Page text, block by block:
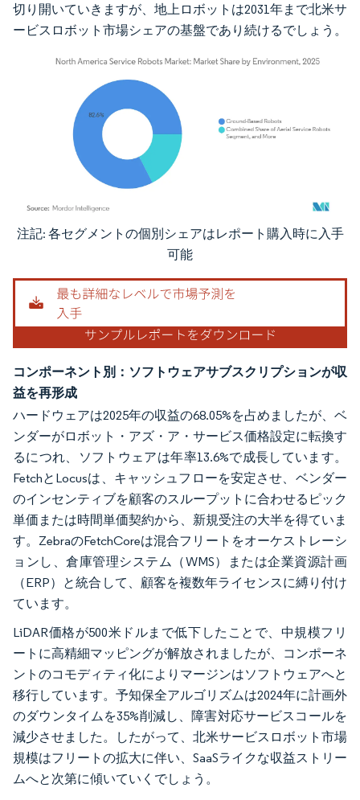
切り開いていきますが、地上ロボットは2031年まで北米サ
ービスロボット市場シェアの基盤であり続けるでしょう。
画像 © Mordor Intelligence。再利用にはCC BY 4.0の表示が必要です。
注記: 各セグメントの個別シェアはレポート購入時に入手
可能
コンポーネント別：ソフトウェアサブスクリプションが収
益を再形成
ハードウェアは2025年の収益の68.05%を占めましたが、ベ
ンダーがロボット・アズ・ア・サービス価格設定に転換す
るにつれ、ソフトウェアは年率13.6%で成長しています。
FetchとLocusは、キャッシュフローを安定させ、ベンダー
のインセンティブを顧客のスループットに合わせるピック
単価または時間単価契約から、新規受注の大半を得ていま
す。ZebraのFetchCoreは混合フリートをオーケストレーシ
ョンし、倉庫管理システム（WMS）または企業資源計画
（ERP）と統合して、顧客を複数年ライセンスに縛り付け
ています。
LiDAR価格が500米ドルまで低下したことで、中規模フリ
ートに高精細マッピングが解放されましたが、コンポーネ
ントのコモディティ化によりマージンはソフトウェアへと
移行しています。予知保全アルゴリズムは2024年に計画外
のダウンタイムを35%削減し、障害対応サービスコールを
減少させました。したがって、北米サービスロボット市場
規模はフリートの拡大に伴い、SaaSライクな収益ストリー
ムへと次第に傾いていくでしょう。